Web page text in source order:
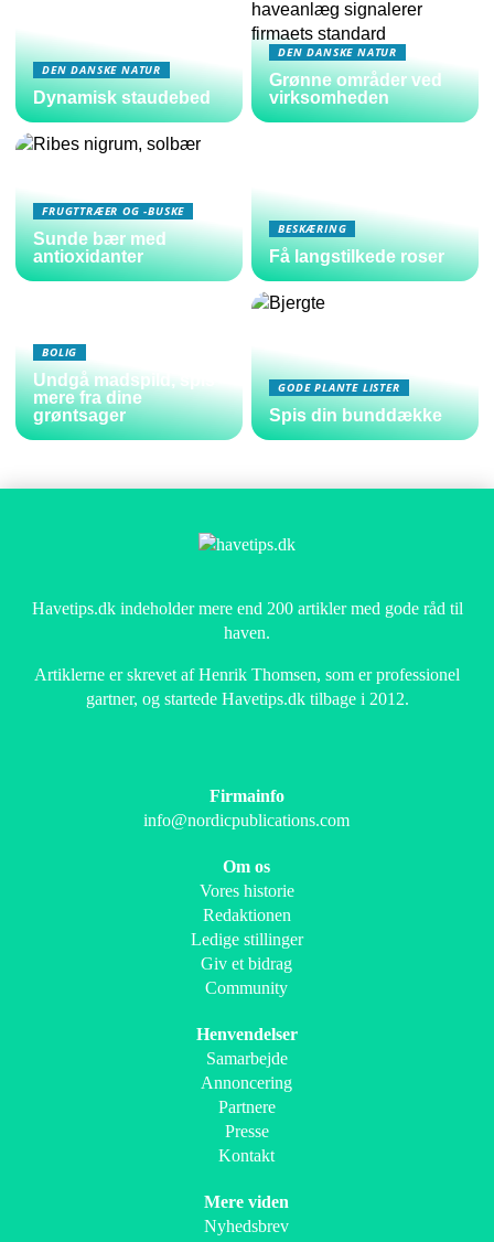
DEN DANSKE NATUR
Dynamisk staudebed
DEN DANSKE NATUR
Grønne områder ved
virksomheden
FRUGTTRÆER OG -BUSKE
Sunde bær med
antioxidanter
BESKÆRING
Få langstilkede roser
BOLIG
Undgå madspild, spis
mere fra dine
grøntsager
GODE PLANTE LISTER
Spis din bunddække
Havetips.dk indeholder mere end 200 artikler med gode råd til
haven.
Artiklerne er skrevet af Henrik Thomsen, som er professionel
gartner, og startede Havetips.dk tilbage i 2012.
Firmainfo
info@nordicpublications.com
Om os
Vores historie
Redaktionen
Ledige stillinger
Giv et bidrag
Community
Henvendelser
Samarbejde
Annoncering
Partnere
Presse
Kontakt
Mere viden
Nyhedsbrev